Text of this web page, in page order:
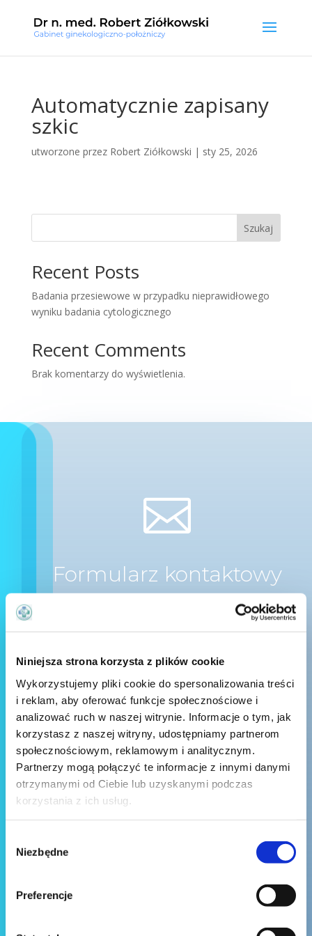
Niniejsza strona korzysta z plików cookie
Wykorzystujemy pliki cookie do spersonalizowania treści
i reklam, aby oferować funkcje społecznościowe i
analizować ruch w naszej witrynie. Informacje o tym, jak
korzystasz z naszej witryny, udostępniamy partnerom
społecznościowym, reklamowym i analitycznym.
Partnerzy mogą połączyć te informacje z innymi danymi
otrzymanymi od Ciebie lub uzyskanymi podczas
korzystania z ich usług.
zgody
Niezbędne
Preferencje
Automatycznie zapisany
szkic
utworzone przez Robert Ziółkowski | sty 25, 2026
Szukaj
Recent Posts
Badania przesiewowe w przypadku nieprawidłowego
wyniku badania cytologicznego
Recent Comments
Brak komentarzy do wyświetlenia.

Formularz kontaktowy
Wyślij wiadomość